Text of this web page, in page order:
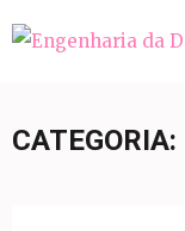
para
(Pressione
CATEGORIA: